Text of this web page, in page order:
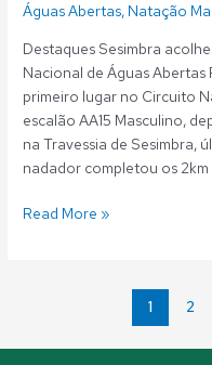
Águas Abertas, Natação
Destaques Sesimbra
Nacional de Águas
primeiro lugar no Circuito
escalão AA15 Masculino,
na Travessia de Sesimbra,
nadador completou os 2km
Read More »
1 2